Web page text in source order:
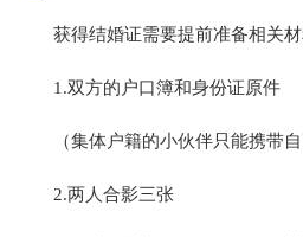
获得结婚证需要提前准备相关
1.双方的户口簿和身份证原件
（集体户籍的小伙伴只能携带
2.两人合影三张